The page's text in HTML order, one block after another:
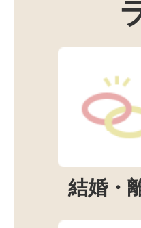
結婚・